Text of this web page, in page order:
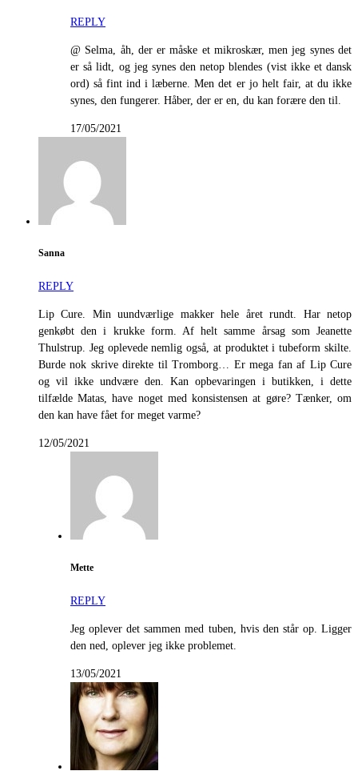
REPLY
@ Selma, åh, der er måske et mikroskær, men jeg synes det
er så lidt, og jeg synes den netop blendes (vist ikke et dansk
ord) så fint ind i læberne. Men det er jo helt fair, at du ikke
synes, den fungerer. Håber, der er en, du kan forære den til.
17/05/2021
Sanna
REPLY
Lip Cure. Min uundværlige makker hele året rundt. Har netop
genkøbt den i krukke form. Af helt samme årsag som Jeanette
Thulstrup. Jeg oplevede nemlig også, at produktet i tubeform skilte.
Burde nok skrive direkte til Tromborg… Er mega fan af Lip Cure
og vil ikke undvære den. Kan opbevaringen i butikken, i dette
tilfælde Matas, have noget med konsistensen at gøre? Tænker, om
den kan have fået for meget varme?
12/05/2021
Mette
REPLY
Jeg oplever det sammen med tuben, hvis den står op. Ligger
den ned, oplever jeg ikke problemet.
13/05/2021